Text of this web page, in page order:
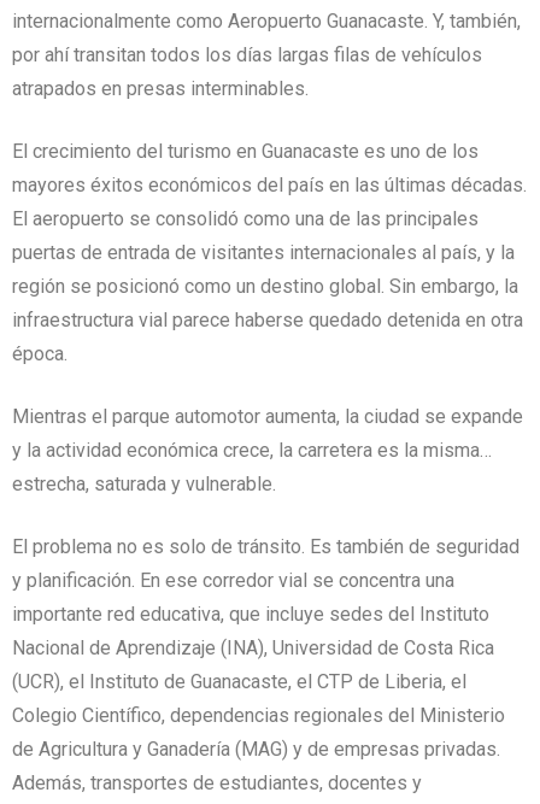
internacionalmente como Aeropuerto Guanacaste. Y, también,
por ahí transitan todos los días largas filas de vehículos
atrapados en presas interminables.
El crecimiento del turismo en Guanacaste es uno de los
mayores éxitos económicos del país en las últimas décadas.
El aeropuerto se consolidó como una de las principales
puertas de entrada de visitantes internacionales al país, y la
región se posicionó como un destino global. Sin embargo, la
infraestructura vial parece haberse quedado detenida en otra
época.
Mientras el parque automotor aumenta, la ciudad se expande
y la actividad económica crece, la carretera es la misma…
estrecha, saturada y vulnerable.
El problema no es solo de tránsito. Es también de seguridad
y planificación. En ese corredor vial se concentra una
importante red educativa, que incluye sedes del Instituto
Nacional de Aprendizaje (INA), Universidad de Costa Rica
(UCR), el Instituto de Guanacaste, el CTP de Liberia, el
Colegio Científico, dependencias regionales del Ministerio
de Agricultura y Ganadería (MAG) y de empresas privadas.
Además, transportes de estudiantes, docentes y